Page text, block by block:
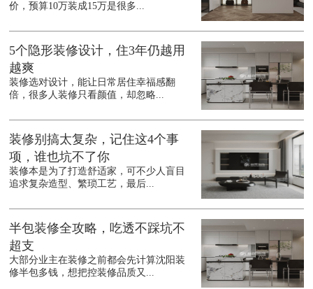
价，预算10万装成15万是很多...
5个隐形装修设计，住3年仍越用
越爽
装修选对设计，能让日常居住幸福感翻
倍，很多人装修只看颜值，却忽略...
装修别搞太复杂，记住这4个事
项，谁也坑不了你
装修本是为了打造舒适家，可不少人盲目
追求复杂造型、繁琐工艺，最后...
半包装修全攻略，吃透不踩坑不
超支
大部分业主在装修之前都会先计算沈阳装
修半包多钱，想把控装修品质又...